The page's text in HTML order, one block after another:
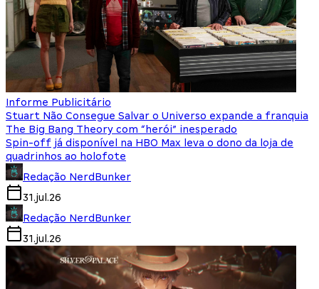
Informe Publicitário
Stuart Não Consegue Salvar o Universo expande a franquia
The Big Bang Theory com “herói” inesperado
Spin-off já disponível na HBO Max leva o dono da loja de
quadrinhos ao holofote
Redação NerdBunker
31.jul.26
Redação NerdBunker
31.jul.26